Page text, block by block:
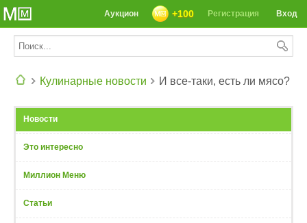
СЕГОДНЯ: 39142 РЕЦЕПТА
Вход
Регистрация
+100
Аукцион
Кулинарные новости И все-таки, есть ли мясо?
Новости
Это интересно
Миллион Меню
Статьи